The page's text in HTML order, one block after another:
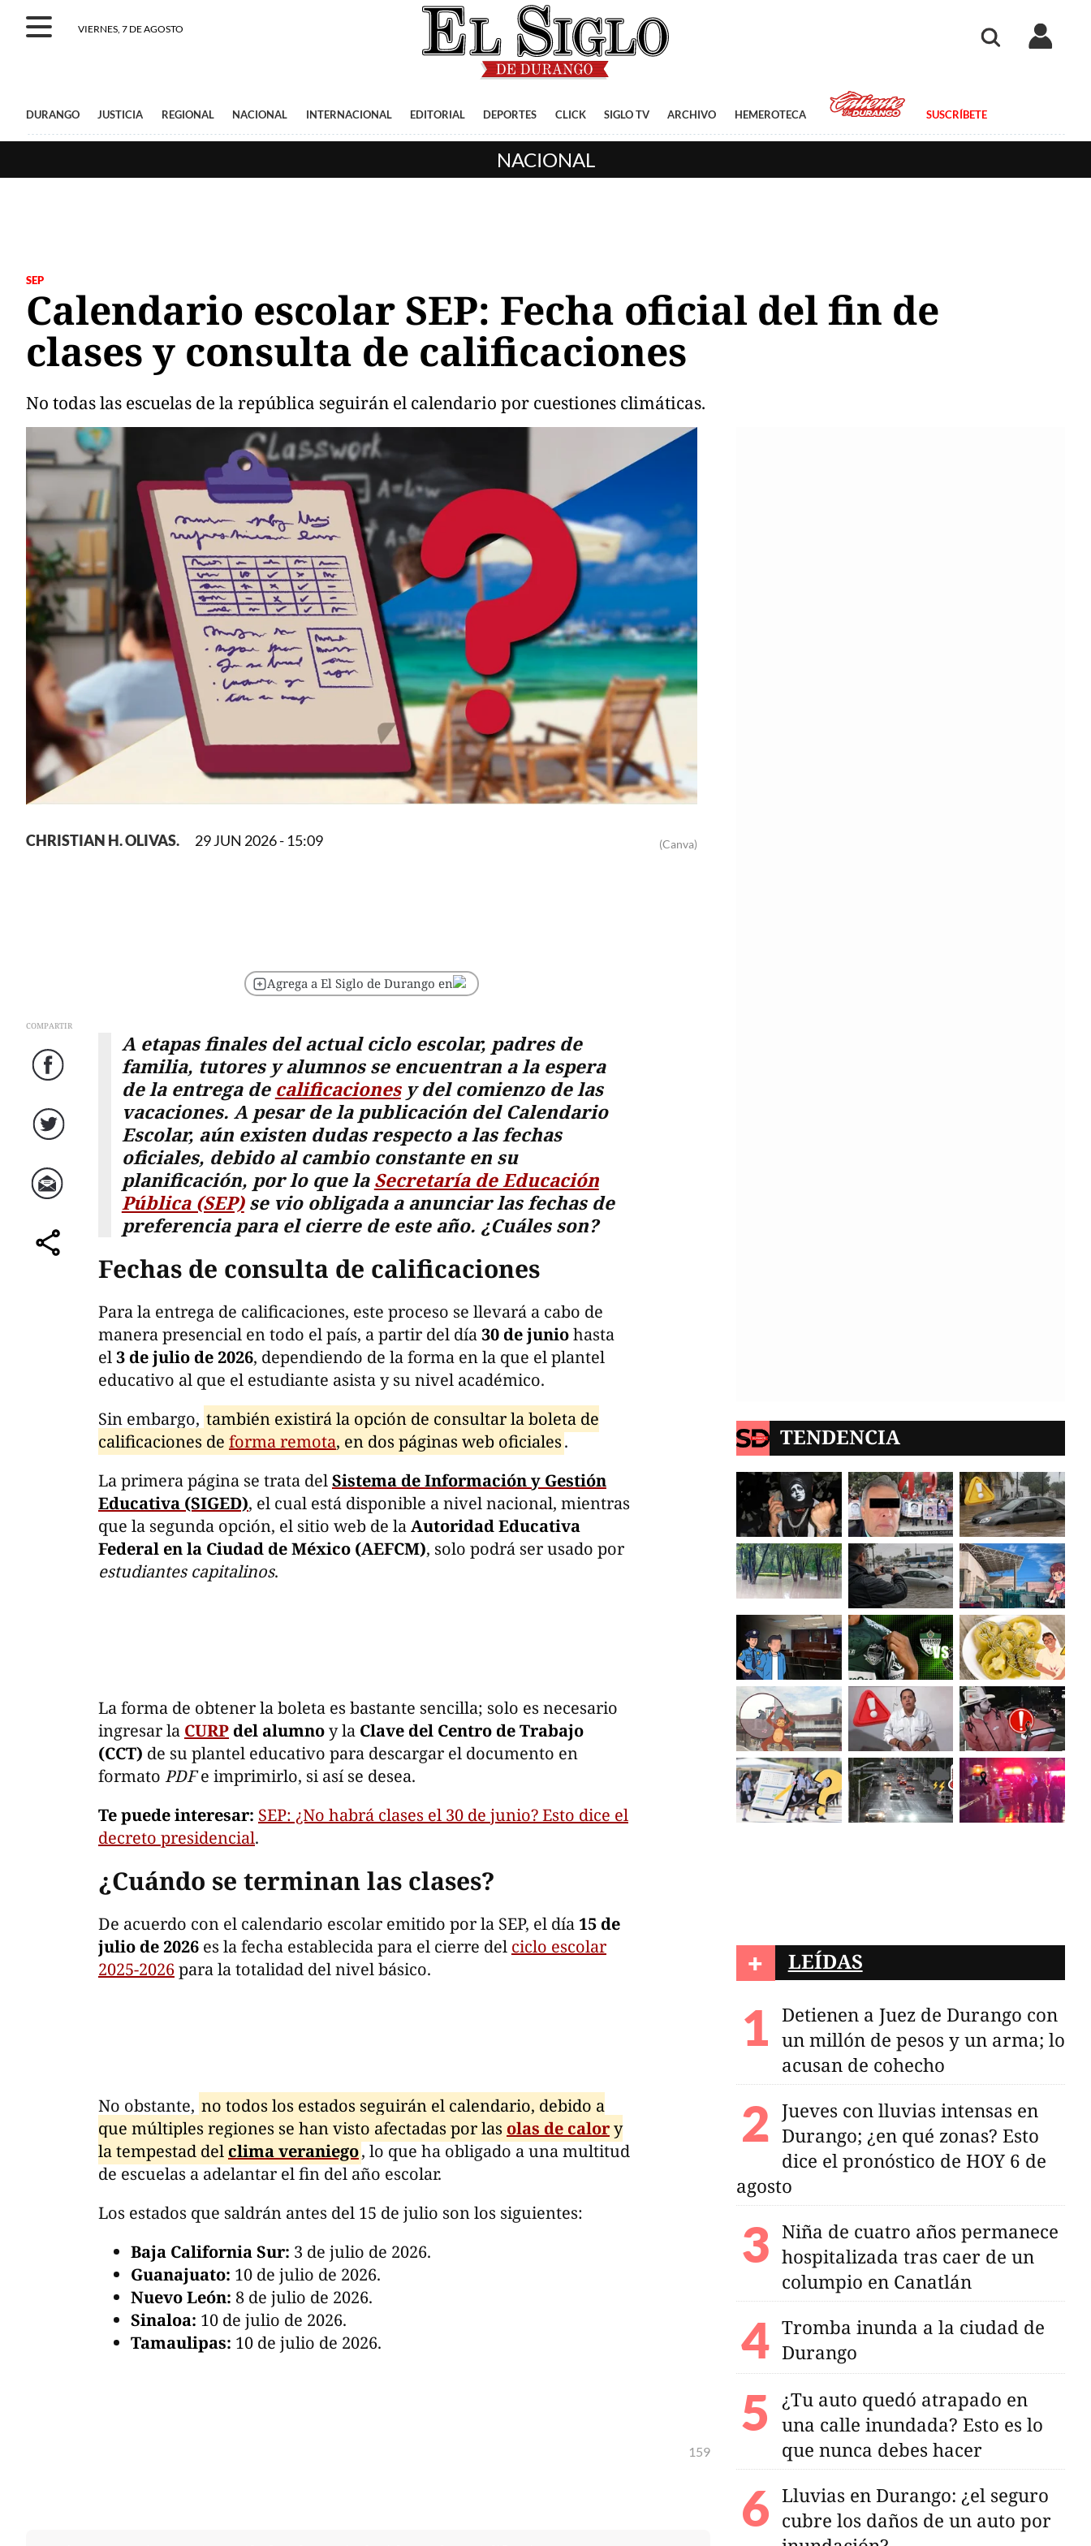
VIERNES, 7 DE AGOSTO
DURANGO JUSTICIA REGIONAL NACIONAL INTERNACIONAL EDITORIAL DEPORTES CLICK SIGLO TV ARCHIVO HEMEROTECA SUSCRÍBETE
NACIONAL
SEP
Calendario escolar SEP: Fecha oficial del fin de
clases y consulta de calificaciones
No todas las escuelas de la república seguirán el calendario por cuestiones climáticas.
(Canva)
CHRISTIAN H. OLIVAS. 29 JUN 2026 - 15:09
Agrega a El Siglo de Durango en
COMPARTIR
Facebook
Twitter
Correo
comparte
A etapas finales del actual ciclo escolar, padres de
familia, tutores y alumnos se encuentran a la espera
de la entrega de calificacionesy del comienzo de las
vacaciones. A pesar de la publicación del Calendario
Escolar, aún existen dudas respecto a las fechas
oficiales, debido al cambio constante en su
planificación, por lo que laSecretaría de Educación
Pública (SEP)se vio obligada a anunciar las fechas de
preferencia para el cierre de este año. ¿Cuáles son?
Fechas de consulta de calificaciones
Para la entrega de calificaciones, este proceso se llevará a cabo de
manera presencial en todo el país, a partir del día30 de juniohasta
el3 de julio de 2026, dependiendo de la forma en la que el plantel
educativo al que el estudiante asista y su nivel académico.
Sin embargo, también existirá la opción de consultar la boleta de
calificaciones de forma remota, en dos páginas web oficiales.
La primera página se trata delSistema de Información y Gestión
Educativa (SIGED), el cual está disponible a nivel nacional, mientras
que la segunda opción, el sitio web de laAutoridad Educativa
Federal en la Ciudad de México (AEFCM), solo podrá ser usado por
estudiantes capitalinos.
La forma de obtener la boleta es bastante sencilla; solo es necesario
ingresar la CURP del alumnoy la Clave del Centro de Trabajo
(CCT) de su plantel educativo para descargar el documento en
formato PDFe imprimirlo, si así se desea.
Te puede interesar: SEP: ¿No habrá clases el 30 de junio? Esto dice el
decreto presidencial.
¿Cuándo se terminan las clases?
De acuerdo con el calendario escolar emitido por la SEP, el día 15 de
julio de 2026 es la fecha establecida para el cierre del ciclo escolar
2025-2026para la totalidad del nivel básico.
No obstante, no todos los estados seguirán el calendario, debido a
que múltiples regiones se han visto afectadas por las olas de calory
la tempestad del clima veraniego, lo que ha obligado a una multitud
de escuelas a adelantar el fin del año escolar.
Los estados que saldrán antes del 15 de julio son los siguientes:
Baja California Sur: 3 de julio de 2026.
Guanajuato: 10 de julio de 2026.
Nuevo León: 8 de julio de 2026.
Sinaloa: 10 de julio de 2026.
Tamaulipas: 10 de julio de 2026.
159
TENDENCIA
+ LEÍDAS
Detienen a Juez de Durango con
un millón de pesos y un arma; lo
acusan de cohecho
Jueves con lluvias intensas en
Durango; ¿en qué zonas? Esto
dice el pronóstico de HOY 6 de
agosto
Niña de cuatro años permanece
hospitalizada tras caer de un
columpio en Canatlán
Tromba inunda a la ciudad de
Durango
¿Tu auto quedó atrapado en
una calle inundada? Esto es lo
que nunca debes hacer
Lluvias en Durango: ¿el seguro
cubre los daños de un auto por